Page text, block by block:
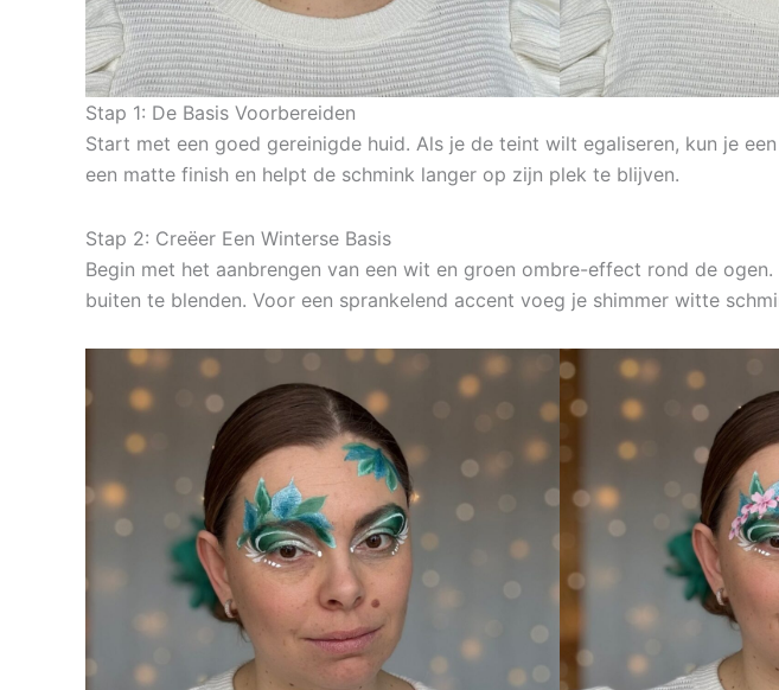
Stap 1: De Basis Voorbereiden
Start met een goed gereinigde huid. Als je de teint wilt egaliseren, kun je
een matte finish en helpt de schmink langer op zijn plek te blijven.
Stap 2: Creëer Een Winterse Basis
Begin met het aanbrengen van een wit en groen ombre-effect rond de
buiten te blenden. Voor een sprankelend accent voeg je shimmer witte